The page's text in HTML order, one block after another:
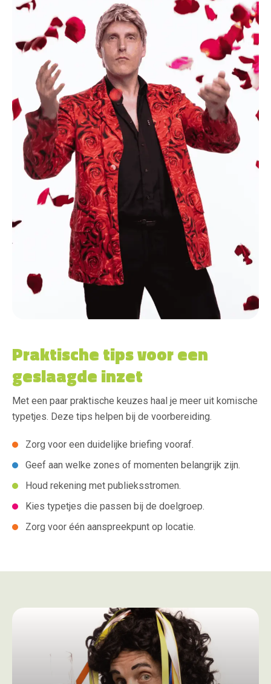
Praktische tips voor een
geslaagde inzet
Met een paar praktische keuzes haal je meer uit komische
typetjes. Deze tips helpen bij de voorbereiding.
Zorg voor een duidelijke briefing vooraf.
Geef aan welke zones of momenten belangrijk zijn.
Houd rekening met publieksstromen.
Kies typetjes die passen bij de doelgroep.
Zorg voor één aanspreekpunt op locatie.